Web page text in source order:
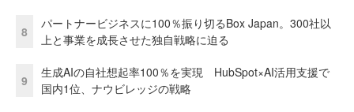
8
パートナービジネスに100％振り切るBox Japan。300社以
上と事業を成長させた独自戦略に迫る
9
生成AIの自社想起率100％を実現 HubSpot×AI活用支援で
国内1位、ナウビレッジの戦略